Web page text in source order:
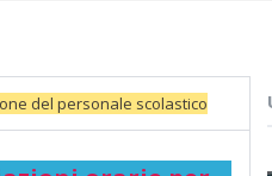
del personale scolastico